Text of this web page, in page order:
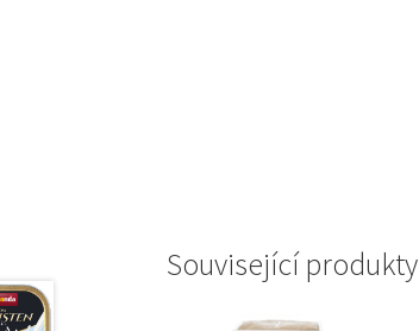
Související produkty